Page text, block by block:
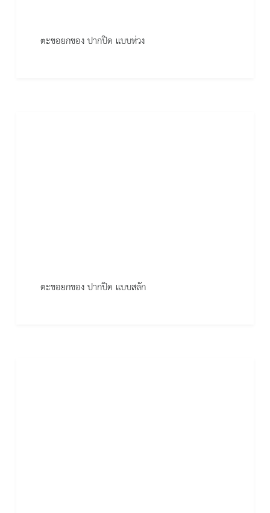
ตะขอยกของ ปากปิด แบบห่วง
ตะขอยกของ ปากปิด แบบสลัก